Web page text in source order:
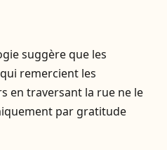
suggère que les
remercient les
en traversant la rue ne le
par gratitude